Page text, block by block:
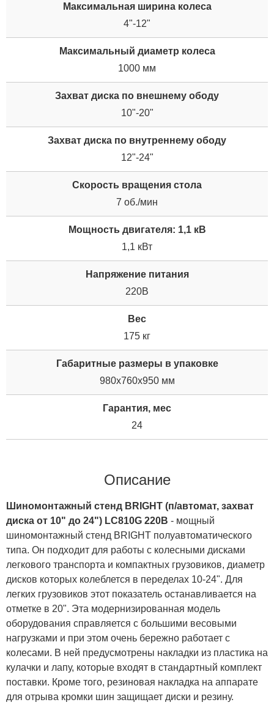
Максимальная ширина колеса
4"-12"
Максимальный диаметр колеса
1000 мм
Захват диска по внешнему ободу
10"-20"
Захват диска по внутреннему ободу
12"-24"
Скорость вращения стола
7 об./мин
Мощность двигателя: 1,1 кВ
1,1 кВт
Напряжение питания
220В
Вес
175 кг
Габаритные размеры в упаковке
980х760х950 мм
Гарантия, мес
24
Описание
Шиномонтажный стенд BRIGHT (п/автомат, захват
диска от 10" до 24") LC810G 220В - мощный
шиномонтажный стенд BRIGHT полуавтоматического
типа. Он подходит для работы с колесными дисками
легкового транспорта и компактных грузовиков, диаметр
дисков которых колеблется в переделах 10-24". Для
легких грузовиков этот показатель останавливается на
отметке в 20". Эта модернизированная модель
оборудования справляется с большими весовыми
нагрузками и при этом очень бережно работает с
колесами. В ней предусмотрены накладки из пластика на
кулачки и лапу, которые входят в стандартный комплект
поставки. Кроме того, резиновая накладка на аппарате
для отрыва кромки шин защищает диски и резину.